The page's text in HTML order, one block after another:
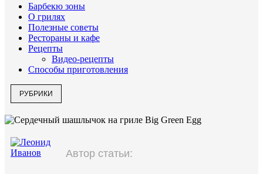
Барбекю зоны
О грилях
Полезные советы
Рестораны и кафе
Рецепты
Видео-рецепты
Способы приготовления
РУБРИКИ
Автор статьи: